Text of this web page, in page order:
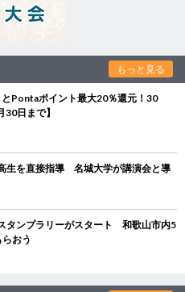
もっと見る
Pontaポイント最大20％還元！30
日まで】
生を直接指導 名城大学が講演会と導
タンプラリーがスタート 和歌山市内5
おう